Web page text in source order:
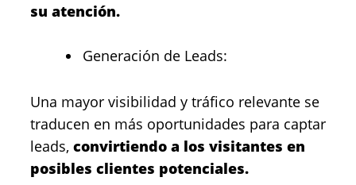
su atención.
Generación de Leads:
Una mayor visibilidad y tráfico relevante se
traducen en más oportunidades para captar
leads, convirtiendo a los visitantes en
posibles clientes potenciales.